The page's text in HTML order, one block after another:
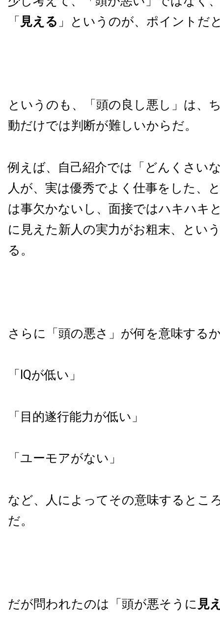
「 見える 」というのが、ポイントだ
というのも、「頭の良し悪し」は、
動だけでは判断が難しいからだ。
例えば、自己紹介では「どんくさい
人が、実は優秀でよく仕事をした、
は事欠かないし、面接ではハキハキ
に見えた新人の実力がお粗末、とい
る。
さらに「頭の悪さ」が何を意味する
「IQが低い」
「目的遂行能力が低い」
「ユーモアがない」
など、人によってその意味するとこ
だ。
だが問われたのは 「頭が悪そうに 見